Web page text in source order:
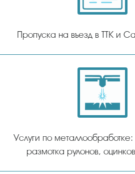
Пропуска на въезд в ТТК и
Услуги по
размотка рулонов,